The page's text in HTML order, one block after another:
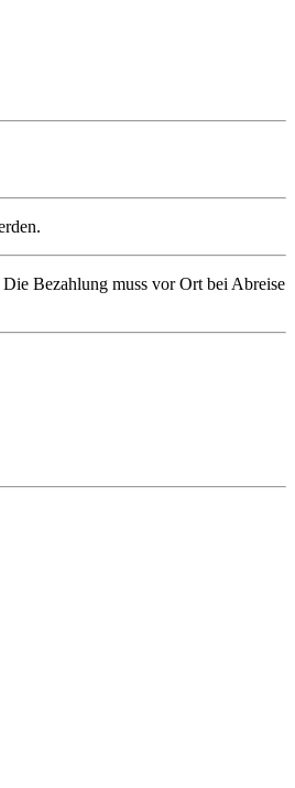
Bezahlung muss vor Ort bei Abreise